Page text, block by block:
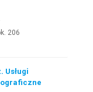
206
Usługi